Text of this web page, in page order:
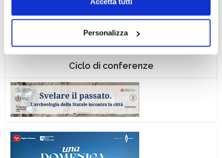
dei soli cookie tecnici. Selezionando “Accetta tutti” presti
il tuo consenso alla profilazione che potrai revocare in
ogni momentoRevoca
Personalizza
Ciclo di conferenze